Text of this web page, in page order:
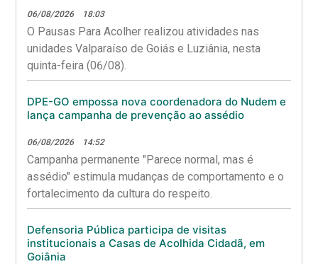
06/08/2026 18:03
O Pausas Para Acolher realizou atividades nas
unidades Valparaíso de Goiás e Luziânia, nesta
quinta-feira (06/08).
DPE-GO empossa nova coordenadora do Nudem e
lança campanha de prevenção ao assédio
06/08/2026 14:52
Campanha permanente "Parece normal, mas é
assédio" estimula mudanças de comportamento e o
fortalecimento da cultura do respeito.
Defensoria Pública participa de visitas
institucionais a Casas de Acolhida Cidadã, em
Goiânia